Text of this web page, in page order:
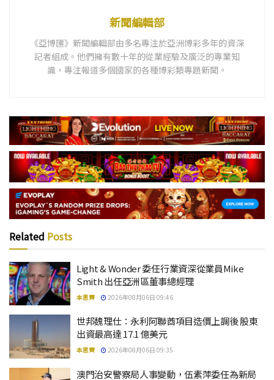
新聞編輯部
《亞博匯》新聞編輯部由多名專注於亞洲博彩多年的資深
記者組成。他們擁有數十年的從業經驗及廣泛的專業知
識，專注報道多個國家的各種博彩類專題新聞。
Related Posts
Light & Wonder 委任行業資深從業員Mike
Smith 出任亞洲區董事總經理
本思齊 2026年08月06日 09:46
世邦魏理仕：永利阿聯酋項目造價上調後 股東
出資最高達 17.1 億美元
本思齊 2026年08月06日 09:35
澳門治安警察局人事變動，伍素萍委任為新局